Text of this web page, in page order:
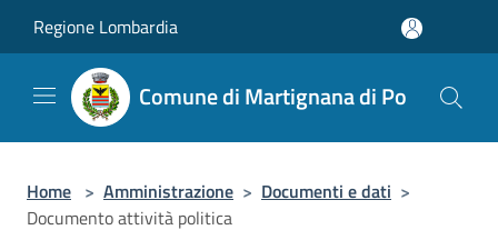
Regione Lombardia
Comune di Martignana di Po
Home > Amministrazione > Documenti e dati >
Documento attività politica